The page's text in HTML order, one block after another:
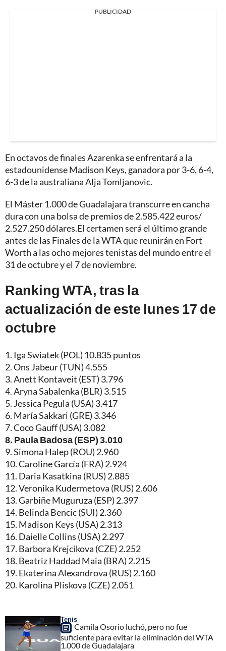
PUBLICIDAD
En octavos de finales Azarenka se enfrentará a la
estadounidense Madison Keys, ganadora por 3-6, 6-4,
6-3 de la australiana Alja Tomljanovic.
El Máster 1.000 de Guadalajara transcurre en cancha
dura con una bolsa de premios de 2.585.422 euros/
2.527.250 dólares.El certamen será el último grande
antes de las Finales de la WTA que reunirán en Fort
Worth a las ocho mejores tenistas del mundo entre el
31 de octubre y el 7 de noviembre.
Ranking WTA, tras la
actualización de este lunes 17 de
octubre
1. Iga Swiatek (POL) 10.835 puntos
2. Ons Jabeur (TUN) 4.555
3. Anett Kontaveit (EST) 3.796
4. Aryna Sabalenka (BLR) 3.515
5. Jessica Pegula (USA) 3.417
6. María Sakkari (GRE) 3.346
7. Coco Gauff (USA) 3.082
8. Paula Badosa (ESP) 3.010
9. Simona Halep (ROU) 2.960
10. Caroline García (FRA) 2.924
11. Daria Kasatkina (RUS) 2.885
12. Veronika Kudermetova (RUS) 2.606
13. Garbiñe Muguruza (ESP) 2.397
14. Belinda Bencic (SUI) 2.360
15. Madison Keys (USA) 2.313
16. Daielle Collins (USA) 2.297
17. Barbora Krejcikova (CZE) 2.252
18. Beatriz Haddad Maia (BRA) 2.215
19. Ekaterina Alexandrova (RUS) 2.160
20. Karolina Pliskova (CZE) 2.051
Tenis
Camila Osorio luchó, pero no fue
suficiente para evitar la eliminación del WTA
1.000 de Guadalajara